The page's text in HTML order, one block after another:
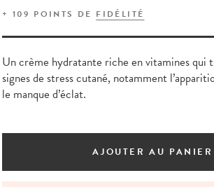
+ 109 POINTS DE FIDÉLITÉ
Un crème hydratante riche en vitamines qui
signes de stress cutané, notamment
le manque d’éclat.
AJOUTER AU PANIER